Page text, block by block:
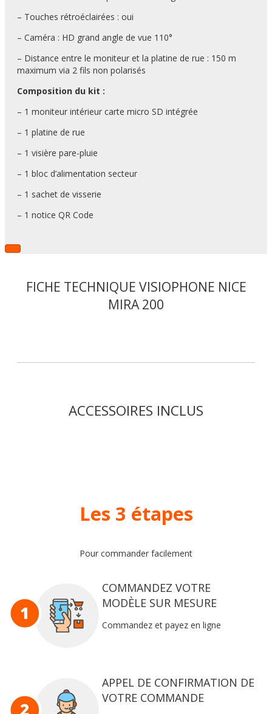
– Touches rétroéclairées : oui
– Caméra : HD grand angle de vue 110°
– Distance entre le moniteur et la platine de rue : 150 m
maximum via 2 fils non polarisés
Composition du kit :
– 1 moniteur intérieur carte micro SD intégrée
– 1 platine de rue
– 1 visière pare-pluie
– 1 bloc d’alimentation secteur
– 1 sachet de visserie
– 1 notice QR Code
FICHE TECHNIQUE VISIOPHONE NICE
MIRA 200
ACCESSOIRES INCLUS
Les 3 étapes
Pour commander facilement
COMMANDEZ VOTRE
MODÈLE SUR MESURE
Commandez et payez en ligne
APPEL DE CONFIRMATION DE
VOTRE COMMANDE